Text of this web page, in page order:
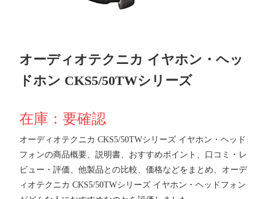
オーディオテクニカ イヤホン・ヘッ
ドホン CKS5/50TWシリーズ
在庫：要確認
オーディオテクニカ CKS5/50TWシリーズ イヤホン・ヘッド
フォンの商品概要、説明書、おすすめポイント、口コミ・レ
ビュー・評価、他製品との比較、価格などをまとめ、オーデ
ィオテクニカ CKS5/50TWシリーズ イヤホン・ヘッドフォン